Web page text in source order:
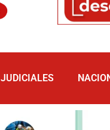
JUDICIALES